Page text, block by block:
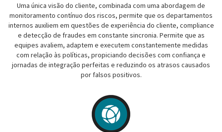
Uma única visão do cliente, combinada com uma abordagem de
monitoramento contínuo dos riscos, permite que os departamentos
internos auxiliem em questões de experiência do cliente, compliance
e detecção de fraudes em constante sincronia. Permite que as
equipes avaliem, adaptem e executem constantemente medidas
com relação às políticas, propiciando decisões com confiança e
jornadas de integração perfeitas e reduzindo os atrasos causados
por falsos positivos.